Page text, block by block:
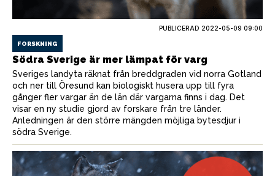
PUBLICERAD 2022-05-09 09:00
FORSKNING
Södra Sverige är mer lämpat för varg
Sveriges landyta räknat från breddgraden vid norra Gotland
och ner till Öresund kan biologiskt husera upp till fyra
gånger fler vargar än de län där vargarna finns i dag. Det
visar en ny studie gjord av forskare från tre länder.
Anledningen är den större mängden möjliga bytesdjur i
södra Sverige.